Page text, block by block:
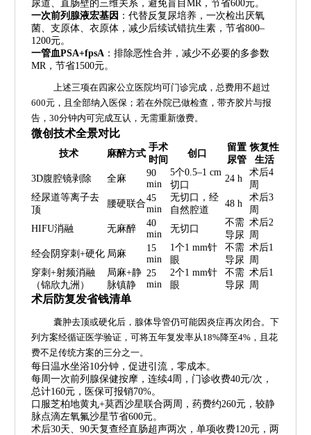
尿道、直肠壁的三维关系，避免盲目MR，节省600元。
一次前列腺液宏基因 ：代替反复尿培养，一次检出厌氧
菌、支原体、衣原体，减少后续试错抗生素，节省800–
1200元。
一管血PSA+fpsA：排除恶性合并，减少不必要的多参数
MR，节省1500元。
上述三项在四家公立医院均可门诊完成，总费用不超过
600元，且全部纳入医保；若在外院已做检查，带齐胶片与报
告，30分钟内可完成互认，无需重新缴费。
微创技术全景对比
技术 麻醉方式
手术
时间
创口
留置
尿管
恢复性
生活
3D腹腔镜剥除
全麻
90
min
5个0.5–1 cm
切口
24 h
术后4
周
经尿道等离子去
顶
腰硬联合
45
min
无切口，经
自然腔道
48 h
术后3
周
HIFU消融
无麻醉
40
min
无切口
不需
导尿
术后2
周
经会阴穿刺+硬化 局麻
15
min
1个1 mm针
眼
不需
导尿
术后1
周
穿刺+射频消融
（锦欣九洲）
局麻+静
脉镇静
25
min
2个1 mm针
眼
不需
导尿
术后1
周
术后防复发省钱清单
囊肿去顶或硬化后，腺体导管仍可能因炎症再次闭合。下
列方案经循证医学验证，可将五年复发率从18%降至4%，且花
费不足传统方案的三分之一。
每日温水坐浴10分钟，促进引流，零成本。
每周一次前列腺保健按摩，连续4周，门诊收费40元/次，
总计160元，医保可报销70%。
口服芝柏地黄丸+莫西沙星联合两周，药费约260元，较静
脉点滴左氧氟沙星节省600元。
术后30天、90天复查经直肠超声两次，单项收费120元，两